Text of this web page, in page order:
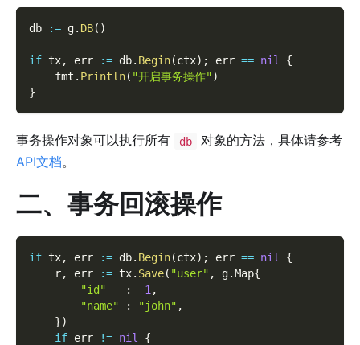
db := g. DB( )
if tx, err := db. Begin(ctx) ; err == nil
{
    fmt
. Println( "开启事务操作")
}
事务操作对象可以执行所有 db
对象的方法，具体请参考
API文档。
二、事务回滚操作
if tx, err := db. Begin(ctx) ; err == nil
{
    r
, err := tx. Save( "user" , g.Map{
"id"
: 1 ,
"name"
: "john" ,
})
if err != nil
{